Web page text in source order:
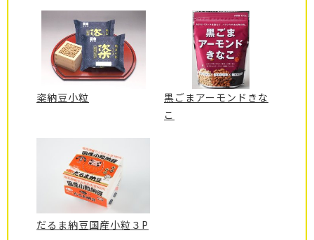
粢納豆小粒
黒ごまアーモンドきな
こ
だるま納豆国産小粒３P